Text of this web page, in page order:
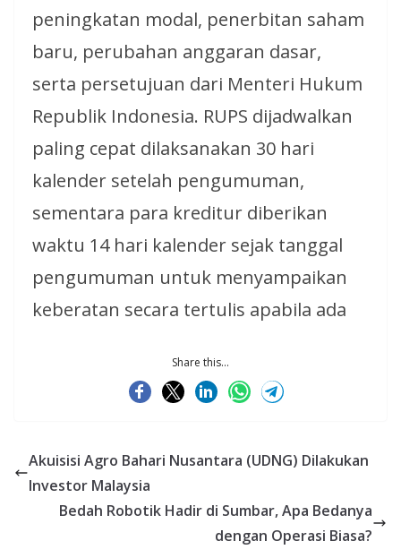
peningkatan modal, penerbitan saham
baru, perubahan anggaran dasar,
serta persetujuan dari Menteri Hukum
Republik Indonesia. RUPS dijadwalkan
paling cepat dilaksanakan 30 hari
kalender setelah pengumuman,
sementara para kreditur diberikan
waktu 14 hari kalender sejak tanggal
pengumuman untuk menyampaikan
keberatan secara tertulis apabila ada
Share this...
Akuisisi Agro Bahari Nusantara (UDNG) Dilakukan
Investor Malaysia
Bedah Robotik Hadir di Sumbar, Apa Bedanya
dengan Operasi Biasa?